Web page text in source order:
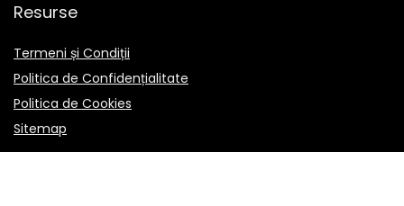
Resurse
Termeni și Condiții
Politica de Confidențialitate
Politica de Cookies
Sitemap